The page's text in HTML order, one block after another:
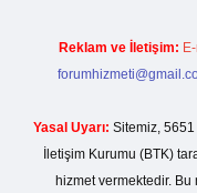
Reklam ve İletişim:
Yasal Uyarı: Sitemiz,
İletişim Kurumu (BTK)
hizmet vermektedir.